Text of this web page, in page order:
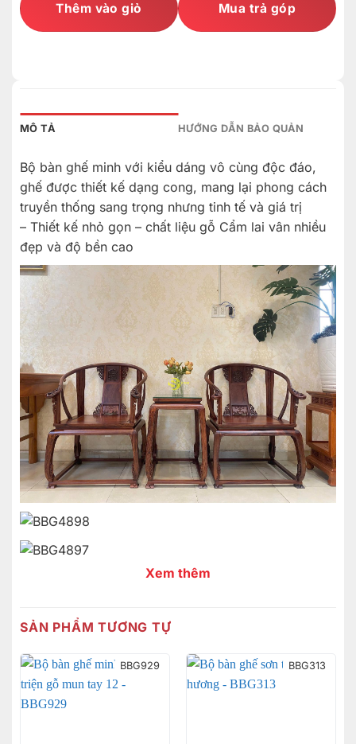
Thêm vào giỏ Mua trả góp
MÔ TẢ HƯỚNG DẪN BẢO QUẢN
Bộ bàn ghế minh với kiểu dáng vô cùng độc đáo,
ghế được thiết kế dạng cong, mang lại phong cách
truyền thống sang trọng nhưng tinh tế và giá trị
– Thiết kế nhỏ gọn – chất liệu gỗ Cẩm lai vân nhiều
đẹp và độ bền cao
Xem thêm
SẢN PHẨM TƯƠNG TỰ
BBG929 BBG313